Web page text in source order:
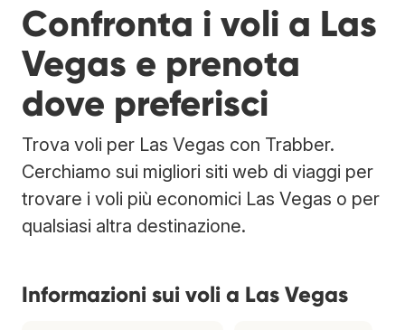
Confronta i voli a Las
Vegas e prenota
dove preferisci
Trova voli per Las Vegas con Trabber.
Cerchiamo sui migliori siti web di viaggi per
trovare i voli più economici Las Vegas o per
qualsiasi altra destinazione.
Informazioni sui voli a Las Vegas